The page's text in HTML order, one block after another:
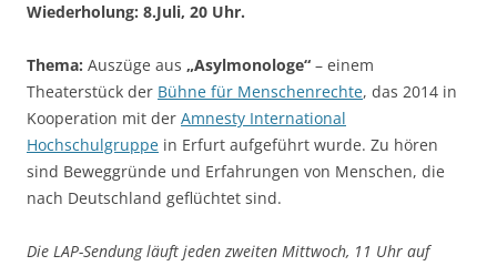
Wiederholung: 8.Juli, 20 Uhr.
Thema: Auszüge aus „Asylmonologe“ – einem
Theaterstück der Bühne für Menschenrechte, das 2014 in
Kooperation mit der Amnesty International
Hochschulgruppe in Erfurt aufgeführt wurde. Zu hören
sind Beweggründe und Erfahrungen von Menschen, die
nach Deutschland geflüchtet sind.
Die LAP-Sendung läuft jeden zweiten Mittwoch, 11 Uhr auf